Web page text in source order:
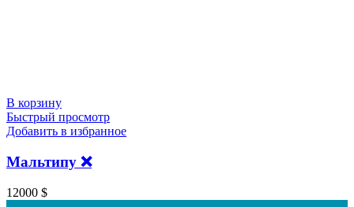
В корзину
Быстрый просмотр
Добавить в избранное
Мальтипу ❌
12000 $